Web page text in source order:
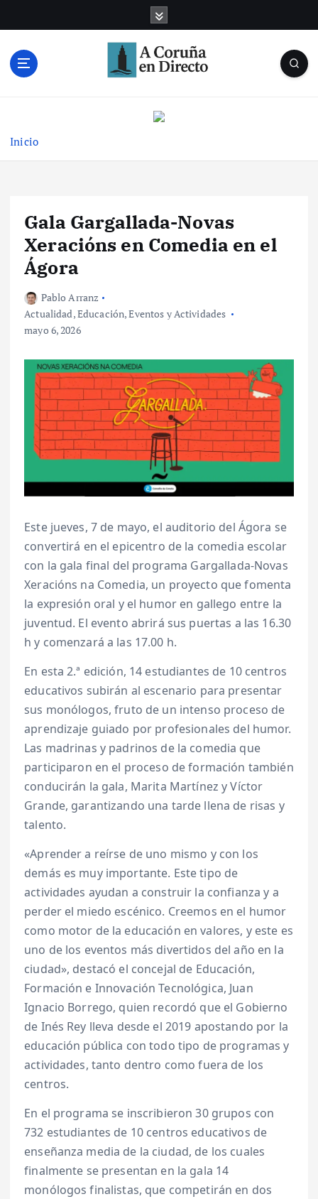
Inicio
Gala Gargallada-Novas
Xeracións en Comedia en el
Ágora
Pablo Arranz
Actualidad,Educación,Eventos y Actividades
mayo 6, 2026
Este jueves, 7 de mayo, el auditorio del Ágora se
convertirá en el epicentro de la comedia escolar
con la gala final del programa Gargallada-Novas
Xeracións na Comedia, un proyecto que fomenta
la expresión oral y el humor en gallego entre la
juventud. El evento abrirá sus puertas a las 16.30
h y comenzará a las 17.00 h.
En esta 2.ª edición, 14 estudiantes de 10 centros
educativos subirán al escenario para presentar
sus monólogos, fruto de un intenso proceso de
aprendizaje guiado por profesionales del humor.
Las madrinas y padrinos de la comedia que
participaron en el proceso de formación también
conducirán la gala, Marita Martínez y Víctor
Grande, garantizando una tarde llena de risas y
talento.
«Aprender a reírse de uno mismo y con los
demás es muy importante. Este tipo de
actividades ayudan a construir la confianza y a
perder el miedo escénico. Creemos en el humor
como motor de la educación en valores, y este es
uno de los eventos más divertidos del año en la
ciudad», destacó el concejal de Educación,
Formación e Innovación Tecnológica, Juan
Ignacio Borrego, quien recordó que el Gobierno
de Inés Rey lleva desde el 2019 apostando por la
educación pública con todo tipo de programas y
actividades, tanto dentro como fuera de los
centros.
En el programa se inscribieron 30 grupos con
732 estudiantes de 10 centros educativos de
enseñanza media de la ciudad, de los cuales
finalmente se presentan en la gala 14
monólogos finalistas, que competirán en dos